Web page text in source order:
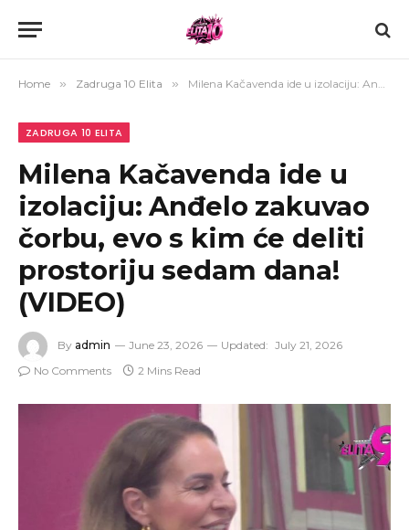
Home » Zadruga 10 Elita » Milena Kačavenda ide u izolaciju: Anđelo zakuvao čorbu, evo s kim će deliti prostoriju sedam dana! (VIDEO)
ZADRUGA 10 ELITA
Milena Kačavenda ide u
izolaciju: Anđelo zakuvao
čorbu, evo s kim će deliti
prostoriju sedam dana!
(VIDEO)
By admin June 23, 2026 Updated: July 21, 2026
No Comments
2 Mins Read